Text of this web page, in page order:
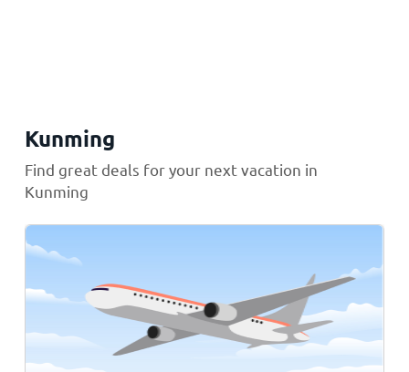
Kunming
Find great deals for your next vacation in
Kunming